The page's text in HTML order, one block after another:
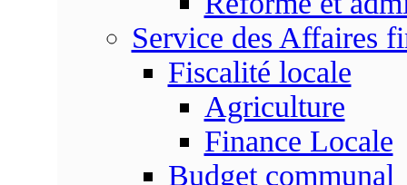
Service des Affaires
Fiscalité locale
Agriculture
Finance Locale
Budget communal